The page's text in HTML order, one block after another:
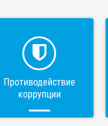
Противодействие
коррупции